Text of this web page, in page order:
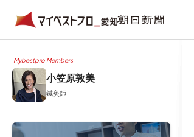
Mybestpro Members
小笠原敦美
鍼灸師